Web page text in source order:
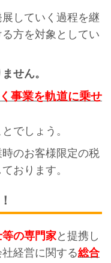
していく過程を継
方を対象としてい
せん。
事業を軌道に乗せ
でしょう。
のお客様限定の税
おります。
の専門家と提携し
経営に関する総合